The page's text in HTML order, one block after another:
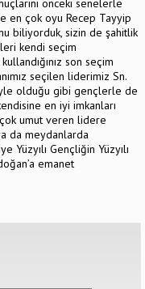
en çok oyu Recep Tayyip
biliyorduk, sizin de şahitlik
kendi seçim
son seçim
seçilen liderimiz Sn.
olduğu gibi gençlerle de
en iyi imkanları
umut veren lidere
da meydanlarda
Yüzyılı Gençliğin Yüzyılı
emanet